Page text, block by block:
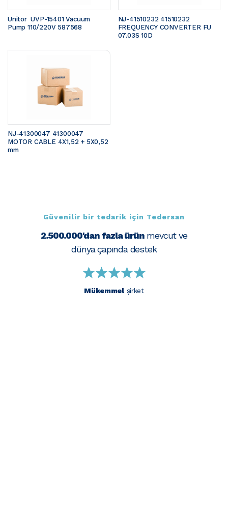
Unitor  UVP-15401 Vacuum
Pump 110/220V 587568
NJ-41510232 41510232
FREQUENCY CONVERTER FU
07.03S 10D
NJ-41300047 41300047
MOTOR CABLE 4X1,52 + 5X0,52
mm
Güvenilir bir tedarik için Tedersan
2.500.000'dan fazla ürünmevcut ve
dünya çapında destek
Mükemmelşirket